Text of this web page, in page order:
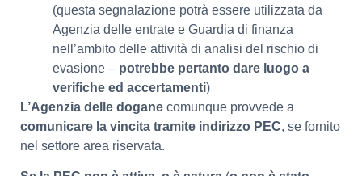
(questa segnalazione potrà essere utilizzata da
Agenzia delle entrate e Guardia di finanza
nell’ambito delle attività di analisi del rischio di
evasione – potrebbe pertanto dare luogo a
verifiche ed accertamenti)
L’Agenzia delle dogane comunque provvede a
comunicare la vincita tramite indirizzo PEC, se fornito
nel settore area riservata.